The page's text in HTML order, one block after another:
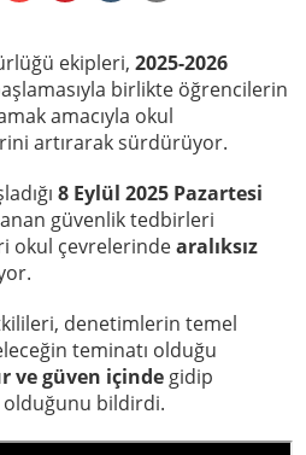
ekipleri, 2025-2026
birlikte öğrencilerin
amacıyla okul
artırarak sürdürüyor.
8 Eylül 2025 Pazartesi
güvenlik tedbirleri
okul çevrelerindearalıksız
denetimlerin temel
teminatı olduğu
ve güven içinde gidip
bildirdi.